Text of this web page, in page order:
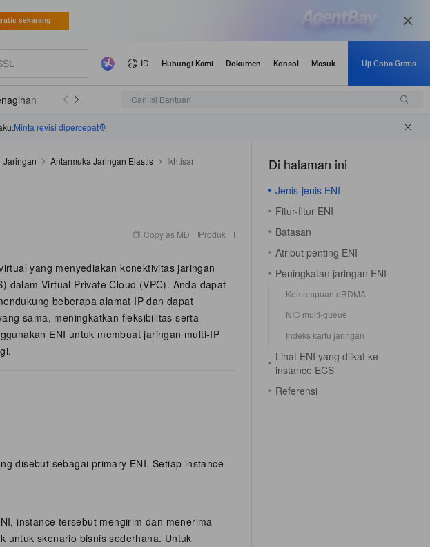
Pertanyaan Umum Pengumuman dan pembaruan
Cari Isi Bantuan
Minta revisi dipercepat
Jaringan Antarmuka Jaringan Elastis Ikhtisar
Copy as MD Produk
yang menyediakan konektivitas jaringan
dalam Virtual Private Cloud (VPC). Anda dapat
beberapa alamat IP dan dapat
sama, meningkatkan fleksibilitas serta
ENI untuk membuat jaringan multi-IP
disebut sebagai primary ENI. Setiap instance
instance tersebut mengirim dan menerima
untuk skenario bisnis sederhana. Untuk
Di halaman ini
Jenis-jenis ENI
Fitur-fitur ENI
Batasan
Atribut penting ENI
Peningkatan jaringan ENI
Kemampuan eRDMA
NIC multi-queue
Indeks kartu jaringan
Lihat ENI yang diikat ke
instance ECS
Referensi